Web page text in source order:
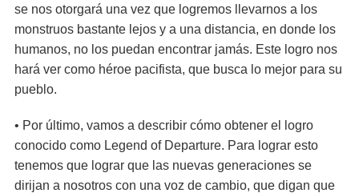
se nos otorgará una vez que logremos llevarnos a los
monstruos bastante lejos y a una distancia, en donde los
humanos, no los puedan encontrar jamás. Este logro nos
hará ver como héroe pacifista, que busca lo mejor para su
pueblo.
• Por último, vamos a describir cómo obtener el logro
conocido como Legend of Departure. Para lograr esto
tenemos que lograr que las nuevas generaciones se
dirijan a nosotros con una voz de cambio, que digan que